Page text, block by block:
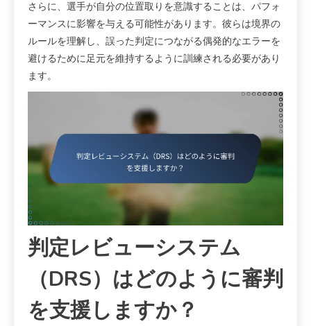
さらに、選手が自分の位置取りを意識することは、パフォ
ーマンスに影響を与える可能性があります。彼らは境界の
ルールを理解し、誤った判定につながる偶発的なエラーを
避けるために足元を維持するように訓練される必要があり
ます。
判定レビューシステム
（DRS）はどのように審判
を支援しますか？